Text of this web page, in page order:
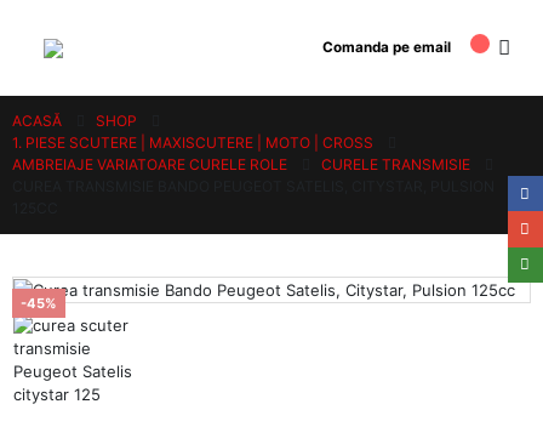
Comanda pe email
ACASĂ
SHOP
1. PIESE SCUTERE | MAXISCUTERE | MOTO | CROSS
AMBREIAJE VARIATOARE CURELE ROLE
CURELE TRANSMISIE
-45%